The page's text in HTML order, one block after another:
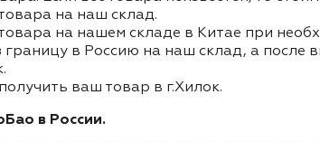
на наш склад.
на нашем складе в Китае при
в Россию на наш склад, а после
ваш товар в г.Хилок.
в России.